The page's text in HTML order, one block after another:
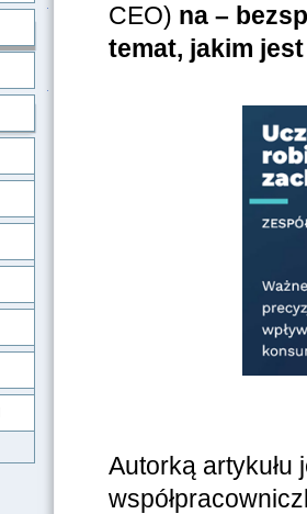
CEO) na –
temat, jakim
Autorką artykułu